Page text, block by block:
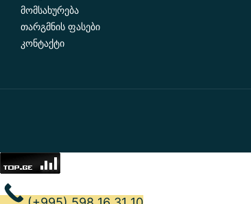
მომსახურება
თარგმნის ფასები
კონტაქტი